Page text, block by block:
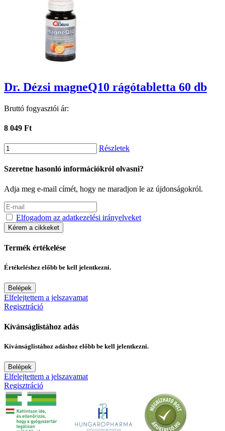
Dr. Dézsi magneQ10 rágótabletta 60 db
Bruttó fogyasztói ár:
8 049 Ft
Részletek
Szeretne hasonló információkról olvasni?
Adja meg e-mail címét, hogy ne maradjon le az újdonságokról.
Elfogadom az adatkezelési irányelveket
Kérem a cikkeket
Termék értékelése
Értékeléshez előbb be kell jelentkezni.
Belépek
Elfelejtettem a jelszavamat
Regisztráció
Kívánságlistához adás
Kívánságlistához adáshoz előbb be kell jelentkezni.
Belépek
Elfelejtettem a jelszavamat
Regisztráció